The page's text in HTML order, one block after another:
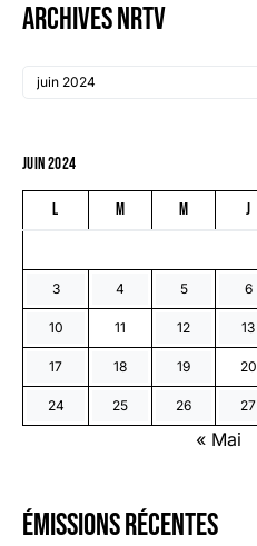
Archives NRTV
juin 2024
L M M J
3 4 5 6
10 11 12 13
17 18 19 20
24 25 26 27
« Mai
émissions récentes